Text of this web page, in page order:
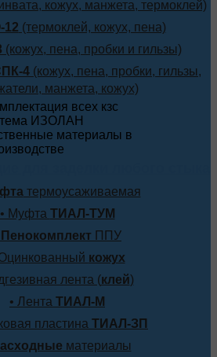
кожух, манжета, термоклей)
(термоклей, кожух, пена)
(кожух, пена, пробки и гильзы)
4 (кожух, пена, пробки, гильзы,
манжета, кожух)
термоусаживаемая
• Муфта ТИАЛ-ТУМ
Пенокомплект ППУ
кожух
лента (клей)
• Лента ТИАЛ-М
пластина ТИАЛ-ЗП
материалы